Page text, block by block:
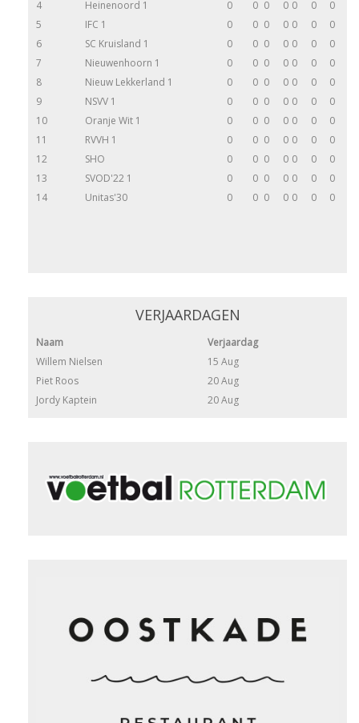
4
Heinenoord 1 0 0 0 0 0 0
0
5
IFC 1 0 0 0 0 0 0
0
6
SC Kruisland 1 0 0 0 0 0 0
0
7
Nieuwenhoorn 1 0 0 0 0 0 0
0
8
Nieuw Lekkerland 1 0 0 0 0 0 0
0
9
NSVV 1 0 0 0 0 0 0
0
10
Oranje Wit 1 0 0 0 0 0 0
0
11
RVVH 1 0 0 0 0 0 0
0
12
SHO 0 0 0 0 0 0
0
13
SVOD'22 1 0 0 0 0 0 0
0
14
Unitas'30 0 0 0 0 0 0 0
VERJAARDAGEN
Naam
Verjaardag
Willem Nielsen
15 Aug
Piet Roos
20 Aug
Jordy Kaptein
20 Aug